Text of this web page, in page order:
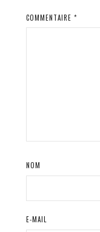
COMMENTAIRE *
NOM
E-MAIL